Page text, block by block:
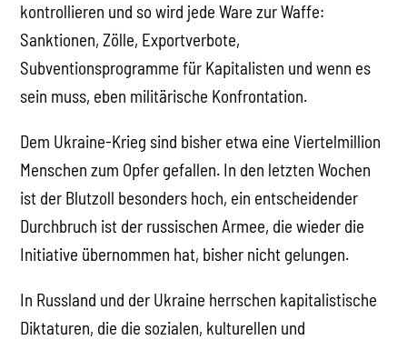
kontrollieren und so wird jede Ware zur Waffe:
Sanktionen, Zölle, Exportverbote,
Subventionsprogramme für Kapitalisten und wenn es
sein muss, eben militärische Konfrontation.
Dem Ukraine-Krieg sind bisher etwa eine Viertelmillion
Menschen zum Opfer gefallen. In den letzten Wochen
ist der Blutzoll besonders hoch, ein entscheidender
Durchbruch ist der russischen Armee, die wieder die
Initiative übernommen hat, bisher nicht gelungen.
In Russland und der Ukraine herrschen kapitalistische
Diktaturen, die die sozialen, kulturellen und